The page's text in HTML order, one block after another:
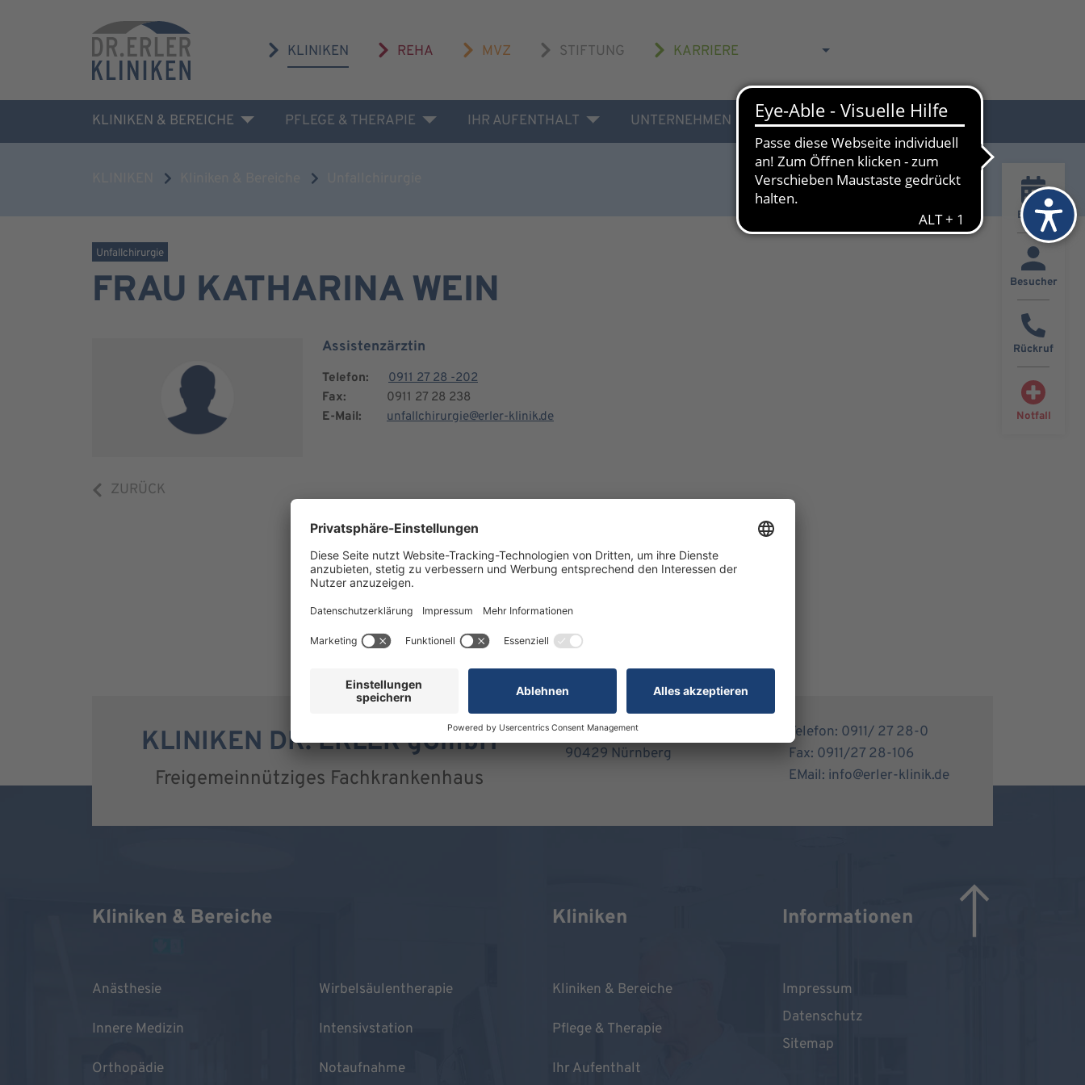
KLINIKEN REHA MVZ STIFTUNG KARRIERE
KLINIKEN & BEREICHE PFLEGE & THERAPIE IHR AUFENTHALT UNTERNEHMEN AKTUELLES & KONTAKT
Events
Besucher
Rückruf
Notfall
Unfallchirurgie
FRAU KATHARINA WEIN
Assistenzärztin
Telefon:
0911 27 28 -202
Fax:
0911 27 28 238
E-Mail:
unfallchirurgie@erler-klinik.de
ZURÜCK
KLINIKEN DR. ERLER gGmbH
Freigemeinnütziges Fachkrankenhaus
Kontumazgarten 4-19
90429 Nürnberg
Telefon: 0911/ 27 28-0
Fax: 0911/27 28-106
EMail: info@erler-klinik.de
Kliniken & Bereiche
Anästhesie
Innere Medizin
Orthopädie
Wirbelsäulentherapie
Intensivstation
Notaufnahme
Kliniken
Kliniken & Bereiche
Pflege & Therapie
Ihr Aufenthalt
Informationen
Impressum
Datenschutz
Sitemap